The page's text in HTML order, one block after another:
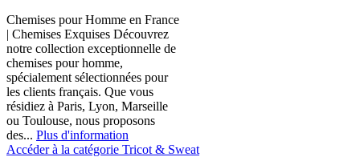
Chemises pour Homme en France
| Chemises Exquises Découvrez
notre collection exceptionnelle de
chemises pour homme,
spécialement sélectionnées pour
les clients français. Que vous
résidiez à Paris, Lyon, Marseille
ou Toulouse, nous proposons
des... Plus d'information
Accéder à la catégorie Tricot & Sweat